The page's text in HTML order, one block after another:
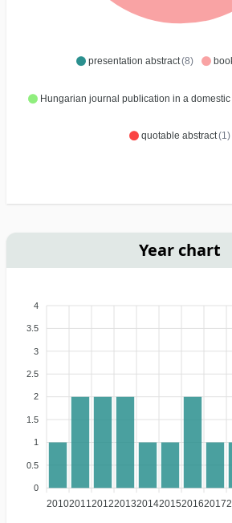
presentation abstract(8)
Hungarian journal publication in a
quotable abstract(1)
Year chart
4
3.5
3
2.5
2
1.5
1
0.5
0
20102011201220132014201520162017